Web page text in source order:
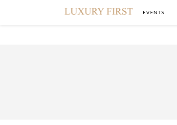
EVENTS